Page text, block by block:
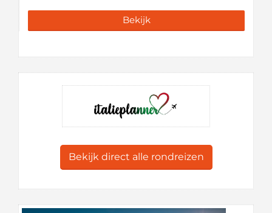
Bekijk
Bekijk direct alle rondreizen